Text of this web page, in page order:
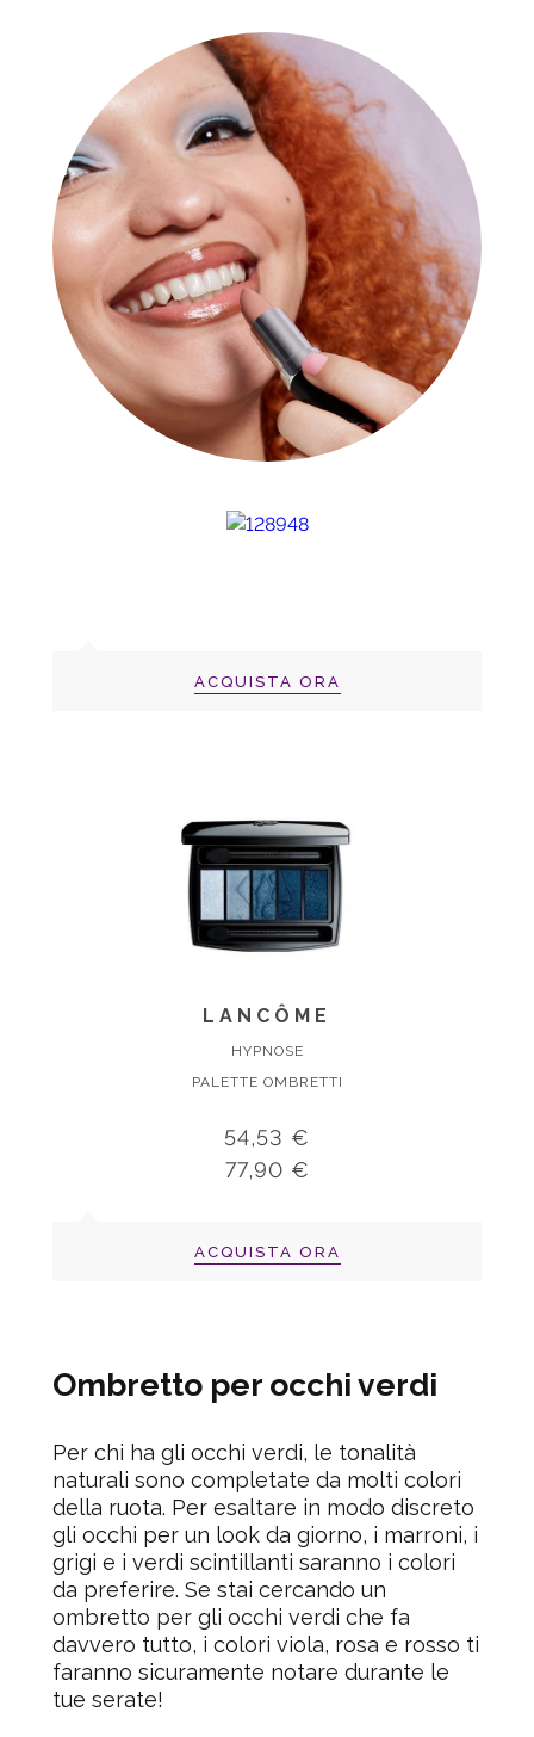
ACQUISTA ORA
LANCÔME
HYPNOSE
PALETTE OMBRETTI
54,53 €
77,90 €
ACQUISTA ORA
Ombretto per occhi verdi
Per chi ha gli occhi verdi, le tonalità
naturali sono completate da molti colori
della ruota. Per esaltare in modo discreto
gli occhi per un look da giorno, i marroni, i
grigi e i verdi scintillanti saranno i colori
da preferire. Se stai cercando un
ombretto per gli occhi verdi che fa
davvero tutto, i colori viola, rosa e rosso ti
faranno sicuramente notare durante le
tue serate!